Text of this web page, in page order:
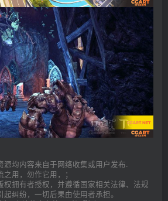
源均内容来自于网络收集或用户发布.
用，勿作它用，；
权拥有者授权，并遵循国家相关法律、法规
纠纷，一切后果由使用者承担。